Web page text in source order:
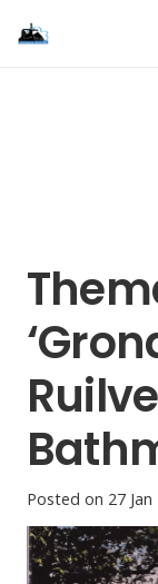
Posted on 27